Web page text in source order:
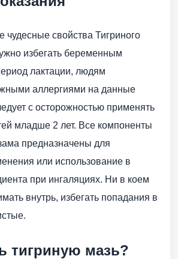
чудесные свойства Тигриного
избегать беременным
лактации, людям
аллергиями на данные
с осторожностью применять
младше 2 лет. Все компоненты
предназначены для
или использование в
при ингаляциях. Ни в коем
внутрь, избегать попадания в
тигриную мазь?